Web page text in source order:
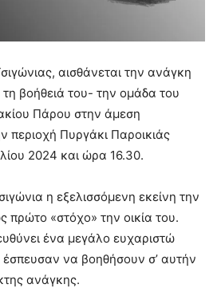
αισθάνεται την ανάγκη
τη βοήθειά του- την ομάδα του
Πάρου στην άμεση
περιοχή Πυργάκι Παροικιάς
2024 και ώρα 16.30.
η εξελισσόμενη εκείνη την
πρώτο «στόχο» την οικία του.
ένα μεγάλο ευχαριστώ
έσπευσαν να βοηθήσουν σ’ αυτήν
ανάγκης.